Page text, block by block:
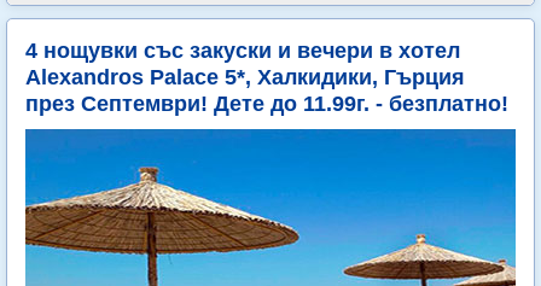
4 нощувки със закуски и вечери в хотел
Alexandros Palace 5*, Халкидики, Гърция
през Септември! Дете до 11.99г. - безплатно!